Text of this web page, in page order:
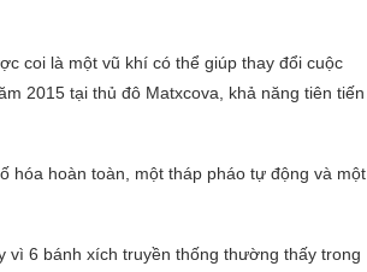
coi là một vũ khí có thể giúp thay đổi cuộc
2015 tại thủ đô Matxcova, khả năng tiên tiến
hóa hoàn toàn, một tháp pháo tự động và một
vì 6 bánh xích truyền thống thường thấy trong